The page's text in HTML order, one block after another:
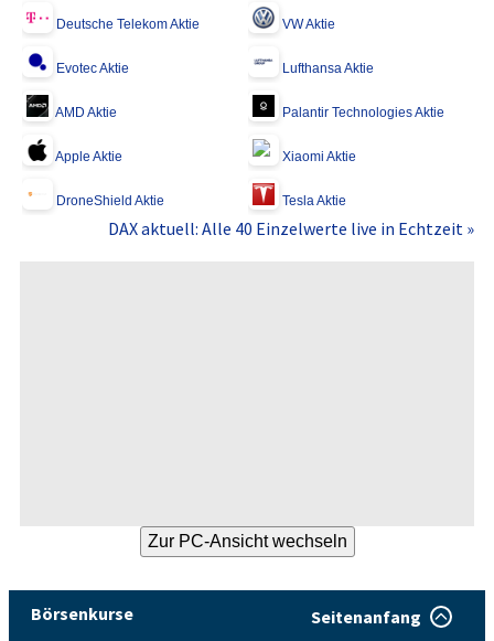
Deutsche Telekom Aktie VW Aktie
Evotec Aktie Lufthansa Aktie
AMD Aktie Palantir Technologies Aktie
Apple Aktie Xiaomi Aktie
DroneShield Aktie Tesla Aktie
DAX aktuell: Alle 40 Einzelwerte live in Echtzeit »
Börsenkurse Seitenanfang